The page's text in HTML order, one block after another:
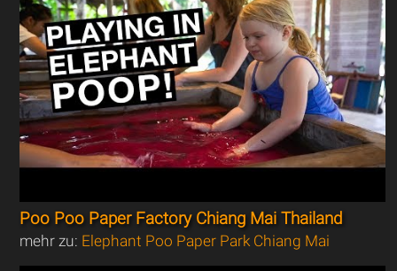
Poo Poo Paper Factory Chiang Mai Thailand
mehr zu: Elephant Poo Paper Park Chiang Mai